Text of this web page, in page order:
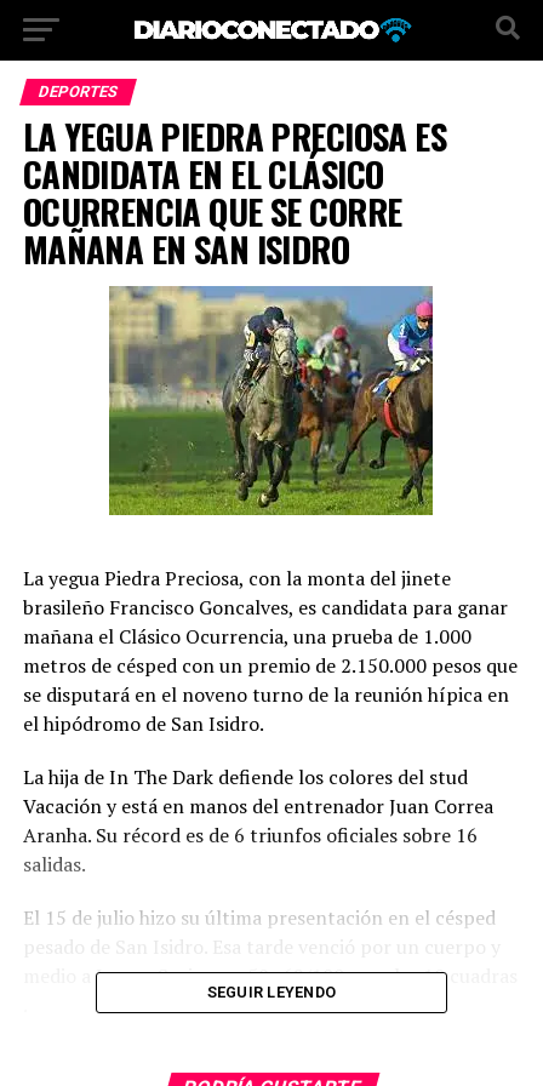
DEPORTES
LA YEGUA PIEDRA PRECIOSA ES
CANDIDATA EN EL CLÁSICO
OCURRENCIA QUE SE CORRE
MAÑANA EN SAN ISIDRO
La yegua Piedra Preciosa, con la monta del jinete
brasileño Francisco Goncalves, es candidata para ganar
mañana el Clásico Ocurrencia, una prueba de 1.000
metros de césped con un premio de 2.150.000 pesos que
se disputará en el noveno turno de la reunión hípica en
el hipódromo de San Isidro.
La hija de In The Dark defiende los colores del stud
Vacación y está en manos del entrenador Juan Correa
Aranha. Su récord es de 6 triunfos oficiales sobre 16
salidas.
El 15 de julio hizo su última presentación en el césped
pesado de San Isidro. Esa tarde venció por un cuerpo y
medio a Jumpy Soring en 58s 62/100 para las 10 cuadras
SEGUIR LEYENDO